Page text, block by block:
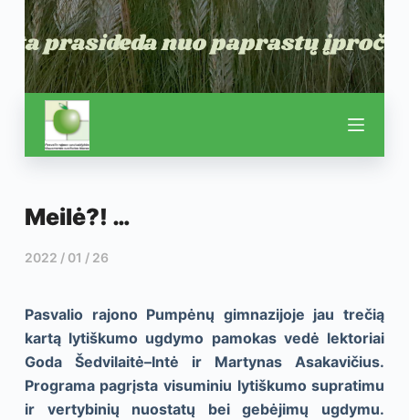
Meilė?! …
2022 / 01 / 26
Pasvalio rajono Pumpėnų gimnazijoje jau trečią
kartą lytiškumo ugdymo pamokas vedė lektoriai
Goda Šedvilaitė–Intė ir Martynas Asakavičius.
Programa pagrįsta visuminiu lytiškumo supratimu
ir vertybinių nuostatų bei gebėjimų ugdymu.